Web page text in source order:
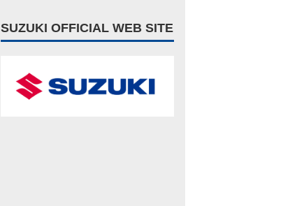
ス】
SUZUKI OFFICIAL WEB SITE